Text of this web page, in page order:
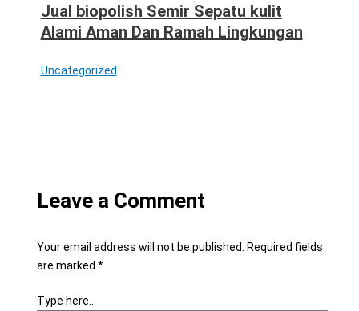
Jual biopolish Semir Sepatu kulit
Alami Aman Dan Ramah Lingkungan
Uncategorized
Leave a Comment
Your email address will not be published. Required fields
are marked *
Type here..